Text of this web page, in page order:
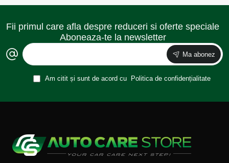
Fii primul care afla despre reduceri si oferte speciale
Aboneaza-te la newsletter
Ma abonez
Am citit și sunt de acord cu Politica de confidențialitate